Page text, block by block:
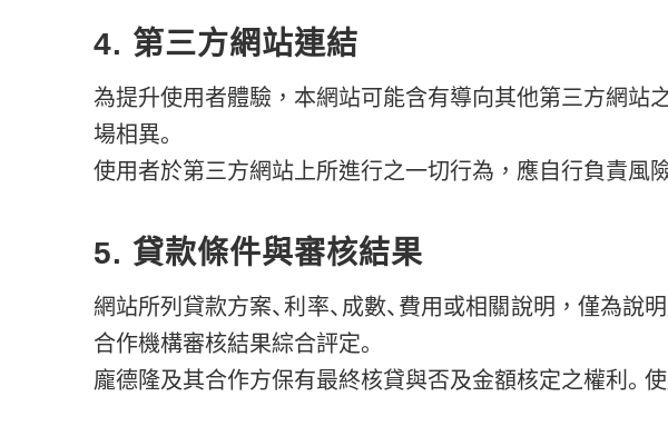
4. 第三方網站連結
為提升使用者體驗，本網站可能含有導向其他第三方網站
場相異。
使用者於第三方網站上所進行之一切行為，應自行負責風
5. 貸款條件與審核結果
網站所列貸款方案、利率、成數、費用或相關說明，僅為
合作機構審核結果綜合評定。
龐德隆及其合作方保有最終核貸與否及金額核定之權利。